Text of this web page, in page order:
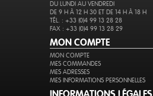
DU LUNDI AU VENDREDI
DE 9 H À 12 H 30 ET DE 14 H À 18 H
TÉL. : +33 (0)4 99 13 28 28
FAX : +33 (0)4 99 13 28 29
MON COMPTE
MON COMPTE
MES COMMANDES
MES ADRESSES
MES INFORMATIONS PERSONNELLES